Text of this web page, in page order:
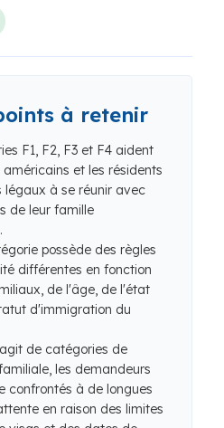
à retenir
F1, F2, F3 et F4 aident
et les résidents
légaux à se réunir avec
de leur famille
possède des règles
différentes en fonction
de l'âge, de l'état
d'immigration du
de catégories de
les demandeurs
confrontés à de longues
en raison des limites